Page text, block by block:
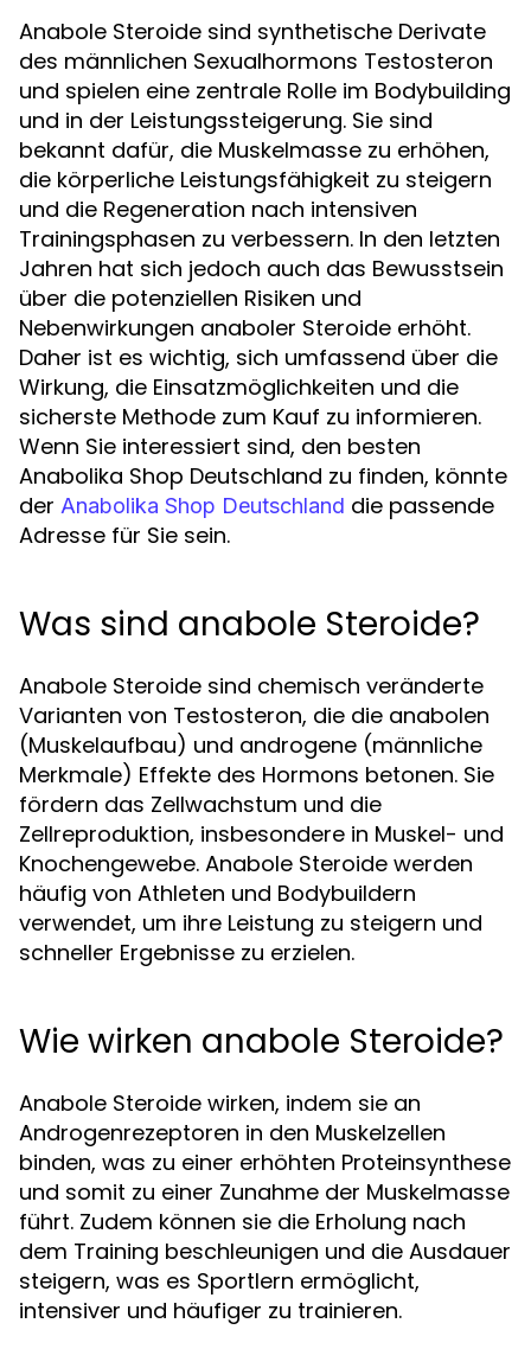
Anabole Steroide sind synthetische Derivate
des männlichen Sexualhormons Testosteron
und spielen eine zentrale Rolle im Bodybuilding
und in der Leistungssteigerung. Sie sind
bekannt dafür, die Muskelmasse zu erhöhen,
die körperliche Leistungsfähigkeit zu steigern
und die Regeneration nach intensiven
Trainingsphasen zu verbessern. In den letzten
Jahren hat sich jedoch auch das Bewusstsein
über die potenziellen Risiken und
Nebenwirkungen anaboler Steroide erhöht.
Daher ist es wichtig, sich umfassend über die
Wirkung, die Einsatzmöglichkeiten und die
sicherste Methode zum Kauf zu informieren.
Wenn Sie interessiert sind, den besten
Anabolika Shop Deutschland zu finden, könnte
der Anabolika Shop Deutschland die passende
Adresse für Sie sein.
Was sind anabole Steroide?
Anabole Steroide sind chemisch veränderte
Varianten von Testosteron, die die anabolen
(Muskelaufbau) und androgene (männliche
Merkmale) Effekte des Hormons betonen. Sie
fördern das Zellwachstum und die
Zellreproduktion, insbesondere in Muskel- und
Knochengewebe. Anabole Steroide werden
häufig von Athleten und Bodybuildern
verwendet, um ihre Leistung zu steigern und
schneller Ergebnisse zu erzielen.
Wie wirken anabole Steroide?
Anabole Steroide wirken, indem sie an
Androgenrezeptoren in den Muskelzellen
binden, was zu einer erhöhten Proteinsynthese
und somit zu einer Zunahme der Muskelmasse
führt. Zudem können sie die Erholung nach
dem Training beschleunigen und die Ausdauer
steigern, was es Sportlern ermöglicht,
intensiver und häufiger zu trainieren.